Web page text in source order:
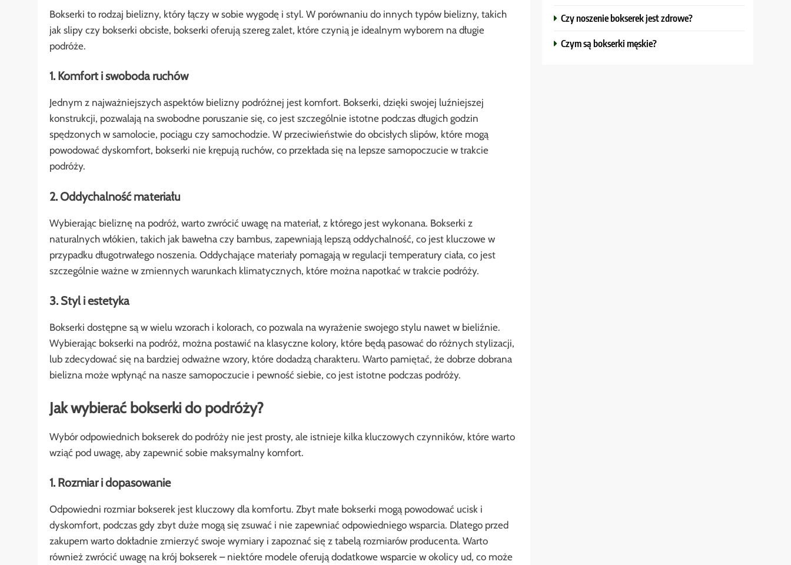
Bokserki to rodzaj bielizny, który łączy w sobie wygodę i styl. W porównaniu do innych typów bielizny, takich
jak slipy czy bokserki obcisłe, bokserki oferują szereg zalet, które czynią je idealnym wyborem na długie
podróże.
1. Komfort i swoboda ruchów
Jednym z najważniejszych aspektów bielizny podróżnej jest komfort. Bokserki, dzięki swojej luźniejszej
konstrukcji, pozwalają na swobodne poruszanie się, co jest szczególnie istotne podczas długich godzin
spędzonych w samolocie, pociągu czy samochodzie. W przeciwieństwie do obcisłych slipów, które mogą
powodować dyskomfort, bokserki nie krępują ruchów, co przekłada się na lepsze samopoczucie w trakcie
podróży.
2. Oddychalność materiału
Wybierając bieliznę na podróż, warto zwrócić uwagę na materiał, z którego jest wykonana. Bokserki z
naturalnych włókien, takich jak bawełna czy bambus, zapewniają lepszą oddychalność, co jest kluczowe w
przypadku długotrwałego noszenia. Oddychające materiały pomagają w regulacji temperatury ciała, co jest
szczególnie ważne w zmiennych warunkach klimatycznych, które można napotkać w trakcie podróży.
3. Styl i estetyka
Bokserki dostępne są w wielu wzorach i kolorach, co pozwala na wyrażenie swojego stylu nawet w bieliźnie.
Wybierając bokserki na podróż, można postawić na klasyczne kolory, które będą pasować do różnych stylizacji,
lub zdecydować się na bardziej odważne wzory, które dodadzą charakteru. Warto pamiętać, że dobrze dobrana
bielizna może wpłynąć na nasze samopoczucie i pewność siebie, co jest istotne podczas podróży.
Jak wybierać bokserki do podróży?
Wybór odpowiednich bokserek do podróży nie jest prosty, ale istnieje kilka kluczowych czynników, które warto
wziąć pod uwagę, aby zapewnić sobie maksymalny komfort.
1. Rozmiar i dopasowanie
Odpowiedni rozmiar bokserek jest kluczowy dla komfortu. Zbyt małe bokserki mogą powodować ucisk i
dyskomfort, podczas gdy zbyt duże mogą się zsuwać i nie zapewniać odpowiedniego wsparcia. Dlatego przed
zakupem warto dokładnie zmierzyć swoje wymiary i zapoznać się z tabelą rozmiarów producenta. Warto
również zwrócić uwagę na krój bokserek – niektóre modele oferują dodatkowe wsparcie w okolicy ud, co może
Czy noszenie bokserek jest zdrowe?
Czym są bokserki męskie?